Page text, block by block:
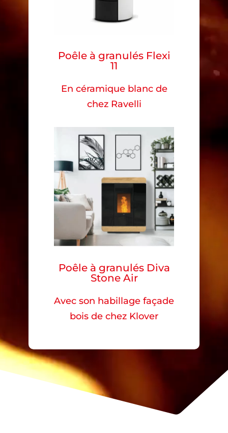
Poêle à granulés Flexi
11
En céramique blanc de
chez Ravelli
Poêle à granulés Diva
Stone Air
Avec son habillage façade
bois de chez Klover